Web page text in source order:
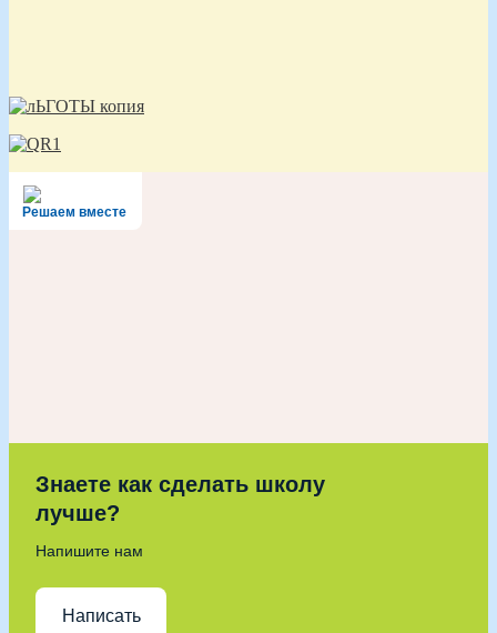
Решаем вместе
Знаете как сделать школу
лучше?
Напишите нам
Написать